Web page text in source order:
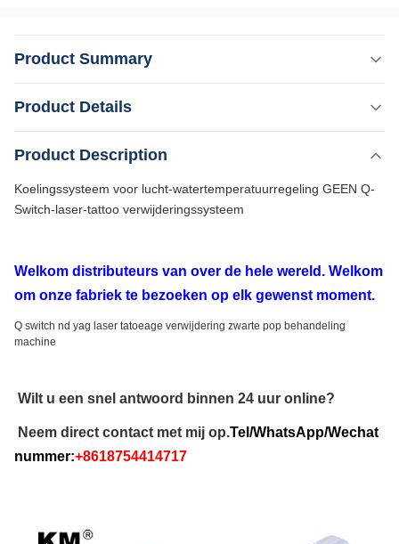
Product Summary
onze fabriek te bezoeken op elk gewenst moment. Q
switch nd yag laser tatoeage verwijdering zwarte pop
behandeling machine Wilt u een snel ...
Product Details
Markeren: Nd Yag laser voor huidverwittering
1320 nm Nd Yag laserapparatuur
- Nee.
Style:
Draagbaar
Laser
Acnebehandeling, anti-zwelling, pigment verwijdering,
pigmentatiecorrectie, tatoeage verwijdering
Gratis onderdelen, Videotechnische ondersteuning,
Product Description
Koelingssysteem voor lucht-watertemperatuurregeling GEEN Q-
Switch-laser-tattoo verwijderingssysteem
Welkom distributeurs van over de hele wereld. Welkom
om onze fabriek te bezoeken op elk gewenst moment.
Q switch nd yag laser tatoeage verwijdering zwarte pop behandeling
machine
Wilt u een snel antwoord binnen 24 uur online?
Neem direct contact met mij op.Tel/WhatsApp/Wechat
nummer:+8618754414717